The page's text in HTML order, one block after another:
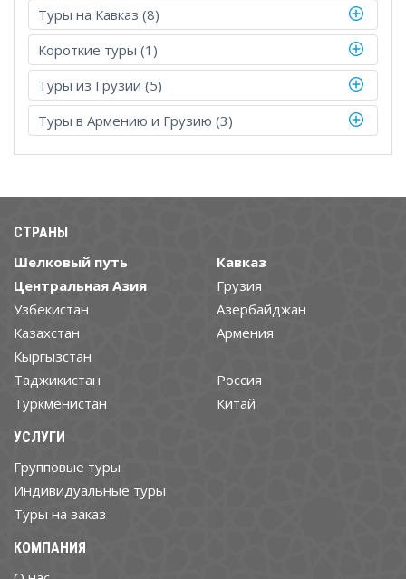
Туры на Кавказ (8)
Короткие туры (1)
Туры из Грузии (5)
Туры в Армению и Грузию (3)
СТРАНЫ
Шелковый путь
Центральная Азия
Узбекистан
Казахстан
Кыргызстан
Таджикистан
Туркменистан
Кавказ
Грузия
Азербайджан
Армения
Россия
Китай
УСЛУГИ
Групповые туры
Индивидуальные туры
Туры на заказ
КОМПАНИЯ